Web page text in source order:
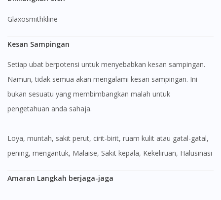
Glaxosmithkline
Kesan Sampingan
Setiap ubat berpotensi untuk menyebabkan kesan sampingan.
Namun, tidak semua akan mengalami kesan sampingan. Ini
bukan sesuatu yang membimbangkan malah untuk
pengetahuan anda sahaja.
Loya, muntah, sakit perut, cirit-birit, ruam kulit atau gatal-gatal,
pening, mengantuk, Malaise, Sakit kepala, Kekeliruan, Halusinasi
Amaran Langkah berjaga-jaga